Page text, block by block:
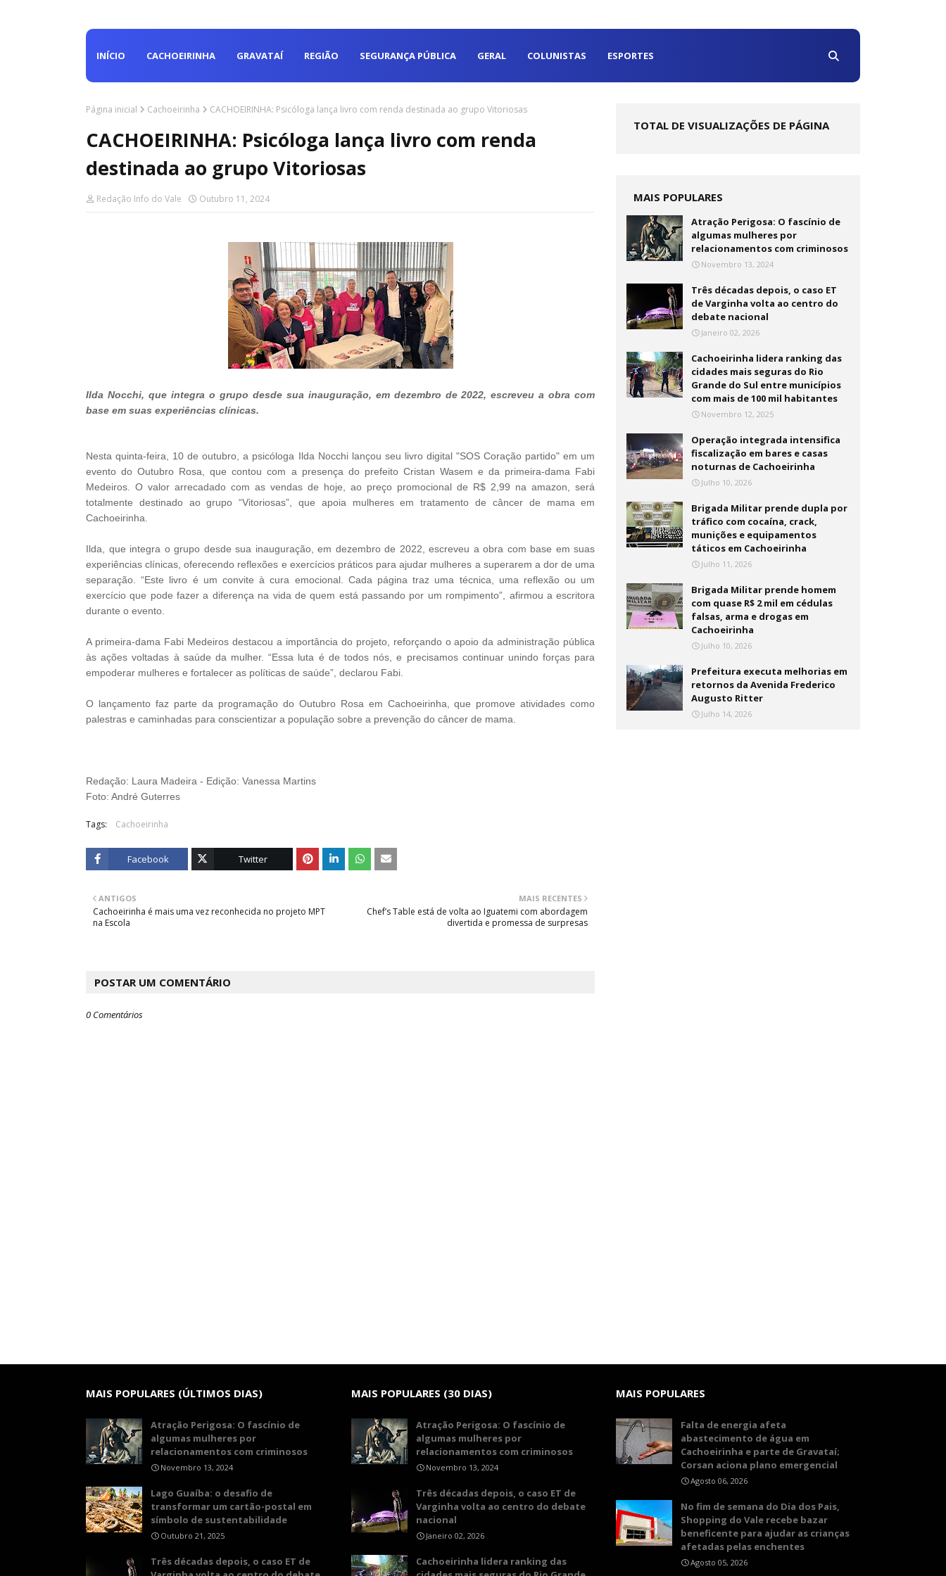
INÍCIO CACHOEIRINHA GRAVATAÍ REGIÃO SEGURANÇA PÚBLICA GERAL COLUNISTAS ESPORTES
Página inicial Cachoeirinha CACHOEIRINHA: Psicóloga lança livro com renda destinada ao grupo Vitoriosas
CACHOEIRINHA: Psicóloga lança livro com renda
destinada ao grupo Vitoriosas
Redação Info do Vale Outubro 11, 2024
Ilda Nocchi, que integra o grupo desde sua inauguração, em dezembro de 2022, escreveu a obra com
base em suas experiências clínicas.
Nesta quinta-feira, 10 de outubro, a psicóloga Ilda Nocchi lançou seu livro digital "SOS Coração partido" em um
evento do Outubro Rosa, que contou com a presença do prefeito Cristan Wasem e da primeira-dama Fabi
Medeiros. O valor arrecadado com as vendas de hoje, ao preço promocional de R$ 2,99 na amazon, será
totalmente destinado ao grupo “Vitoriosas”, que apoia mulheres em tratamento de câncer de mama em
Cachoeirinha.
Ilda, que integra o grupo desde sua inauguração, em dezembro de 2022, escreveu a obra com base em suas
experiências clínicas, oferecendo reflexões e exercícios práticos para ajudar mulheres a superarem a dor de uma
separação. “Este livro é um convite à cura emocional. Cada página traz uma técnica, uma reflexão ou um
exercício que pode fazer a diferença na vida de quem está passando por um rompimento”, afirmou a escritora
durante o evento.
A primeira-dama Fabi Medeiros destacou a importância do projeto, reforçando o apoio da administração pública
às ações voltadas à saúde da mulher. “Essa luta é de todos nós, e precisamos continuar unindo forças para
empoderar mulheres e fortalecer as políticas de saúde”, declarou Fabi.
O lançamento faz parte da programação do Outubro Rosa em Cachoeirinha, que promove atividades como
palestras e caminhadas para conscientizar a população sobre a prevenção do câncer de mama.
Redação: Laura Madeira - Edição: Vanessa Martins
Foto: André Guterres
Tags: Cachoeirinha
Facebook Twitter
MAIS RECENTES
Chef’s Table está de volta ao Iguatemi com abordagem
divertida e promessa de surpresas
ANTIGOS
Cachoeirinha é mais uma vez reconhecida no projeto MPT
na Escola
POSTAR UM COMENTÁRIO
0 Comentários
TOTAL DE VISUALIZAÇÕES DE PÁGINA
MAIS POPULARES
Atração Perigosa: O fascínio de
algumas mulheres por
relacionamentos com criminosos
Novembro 13, 2024
Três décadas depois, o caso ET
de Varginha volta ao centro do
debate nacional
Janeiro 02, 2026
Cachoeirinha lidera ranking das
cidades mais seguras do Rio
Grande do Sul entre municípios
com mais de 100 mil habitantes
Novembro 12, 2025
Operação integrada intensifica
fiscalização em bares e casas
noturnas de Cachoeirinha
Julho 10, 2026
Brigada Militar prende dupla por
tráfico com cocaína, crack,
munições e equipamentos
táticos em Cachoeirinha
Julho 11, 2026
Brigada Militar prende homem
com quase R$ 2 mil em cédulas
falsas, arma e drogas em
Cachoeirinha
Julho 10, 2026
Prefeitura executa melhorias em
retornos da Avenida Frederico
Augusto Ritter
Julho 14, 2026
MAIS POPULARES (ÚLTIMOS DIAS)
Atração Perigosa: O fascínio de
algumas mulheres por
relacionamentos com criminosos
Novembro 13, 2024
Lago Guaíba: o desafio de
transformar um cartão-postal em
símbolo de sustentabilidade
Outubro 21, 2025
Três décadas depois, o caso ET de
MAIS POPULARES (30 DIAS)
Atração Perigosa: O fascínio de
algumas mulheres por
relacionamentos com criminosos
Novembro 13, 2024
Três décadas depois, o caso ET de
Varginha volta ao centro do debate
nacional
Janeiro 02, 2026
Cachoeirinha lidera ranking das
MAIS POPULARES
Falta de energia afeta
abastecimento de água em
Cachoeirinha e parte de Gravataí;
Corsan aciona plano emergencial
Agosto 06, 2026
No fim de semana do Dia dos Pais,
Shopping do Vale recebe bazar
beneficente para ajudar as crianças
afetadas pelas enchentes
Agosto 05, 2026